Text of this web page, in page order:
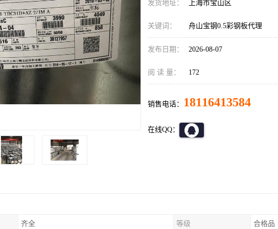
发货地址： 上海市宝山区
关键词： 舟山宝钢0.5彩钢板代理
发布日期： 2026-08-07
阅 读 量： 172
销售电话： 18116413584
在线QQ：
齐全 等级 合格品